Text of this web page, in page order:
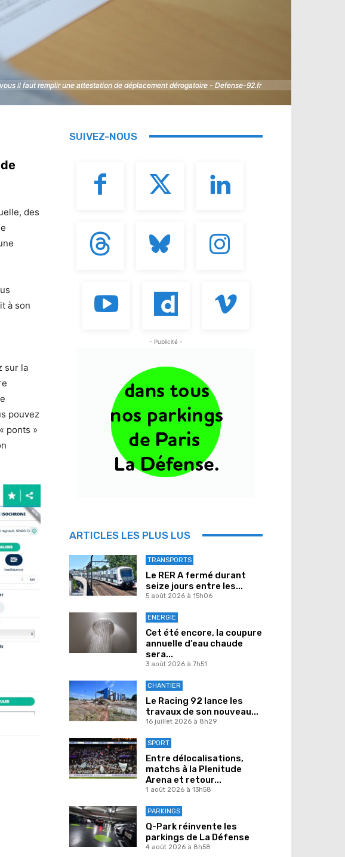
il faut remplir une attestation de déplacement dérogatoire - Defense-92.fr
il faut remplir une attestation de déplacement dérogatoire - Defense-92.fr
des
à son
sur la
pouvez
ponts »
SUIVEZ-NOUS
- Publicité -
ARTICLES LES PLUS LUS
TRANSPORTS
Le RER A fermé durant
seize jours entre les...
5 août 2026 à 15h06
ENERGIE
Cet été encore, la coupure
annuelle d’eau chaude
sera...
3 août 2026 à 7h51
CHANTIER
Le Racing 92 lance les
travaux de son nouveau...
16 juillet 2026 à 8h29
SPORT
Entre délocalisations,
matchs à la Plenitude
Arena et retour...
1 août 2026 à 13h58
PARKINGS
Q-Park réinvente les
parkings de La Défense
4 août 2026 à 8h58